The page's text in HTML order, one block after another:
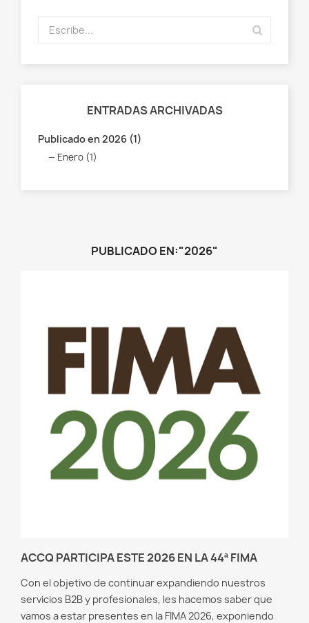
ENTRADAS ARCHIVADAS
Publicado en 2026 (1)
Enero (1)
PUBLICADO EN:"2026"
ACCQ PARTICIPA ESTE 2026 EN LA 44ª FIMA
Con el objetivo de continuar expandiendo nuestros
servicios B2B y profesionales, les hacemos saber que
vamos a estar presentes en la FIMA 2026, exponiendo